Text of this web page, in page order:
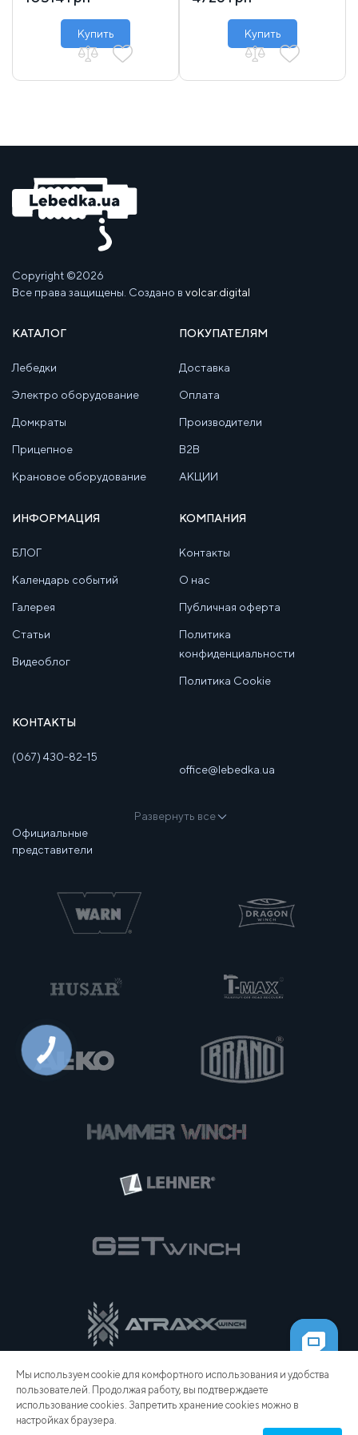
Мы используем cookie для комфортного использования и удобства
пользователей. Продолжая работу, вы подтверждаете
использование cookies. Запретить хранение cookies можно в
настройках браузера.
Купить Купить
Copyright ©2026
Все права защищены. Создано в volcar.digital
КАТАЛОГ
Лебедки
Электро оборудование
Домкраты
Прицепное
Крановое оборудование
ПОКУПАТЕЛЯМ
Доставка
Оплата
Производители
B2B
АКЦИИ
ИНФОРМАЦИЯ
БЛОГ
Календарь событий
Галерея
Статьи
Видеоблог
КОМПАНИЯ
Контакты
О нас
Публичная оферта
Политика
конфиденциальности
Политика Cookie
КОНТАКТЫ
(067) 430-82-15
office@lebedka.ua
Развернуть все
Официальные
представители